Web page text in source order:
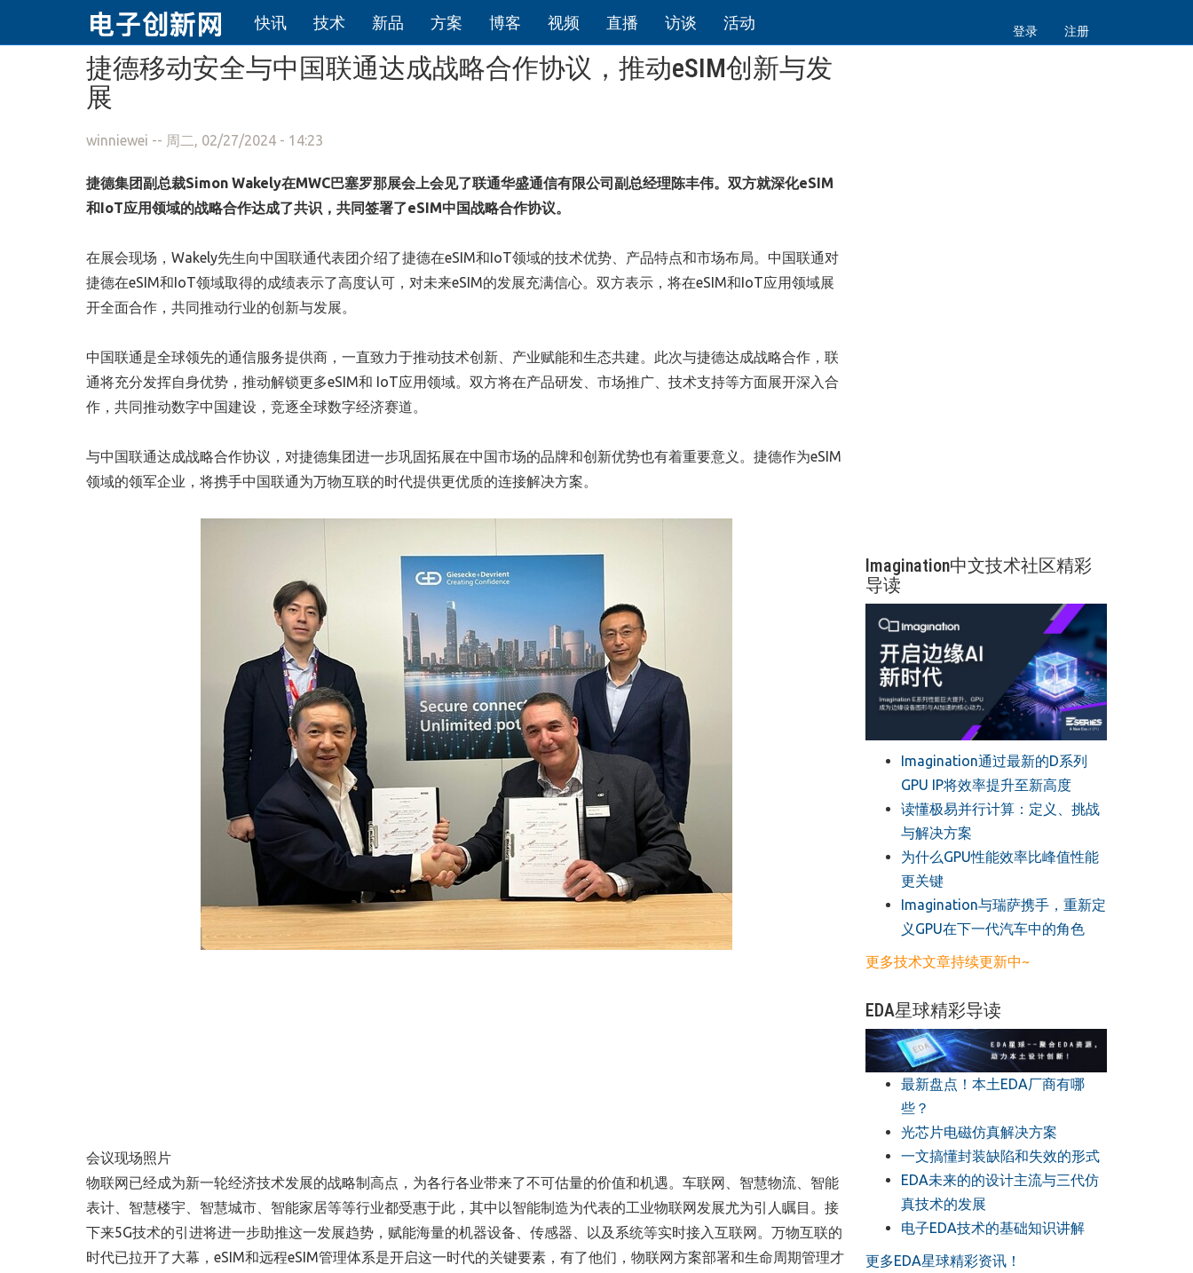
跳转到主要内容
快讯 技术 新品 方案 博客 视频 直播 访谈 活动 登录 注册
捷德移动安全与中国联通达成战略合作协议，推动eSIM创新与发
展
winniewei -- 周二, 02/27/2024 - 14:23
捷德集团副总裁Simon Wakely在MWC巴塞罗那展会上会见了联通华盛通信有限公司副总经理陈丰伟。双方就深化eSIM
和IoT应用领域的战略合作达成了共识，共同签署了eSIM中国战略合作协议。
在展会现场，Wakely先生向中国联通代表团介绍了捷德在eSIM和IoT领域的技术优势、产品特点和市场布局。中国联通对
捷德在eSIM和IoT领域取得的成绩表示了高度认可，对未来eSIM的发展充满信心。双方表示，将在eSIM和IoT应用领域展
开全面合作，共同推动行业的创新与发展。
中国联通是全球领先的通信服务提供商，一直致力于推动技术创新、产业赋能和生态共建。此次与捷德达成战略合作，联
通将充分发挥自身优势，推动解锁更多eSIM和 IoT应用领域。双方将在产品研发、市场推广、技术支持等方面展开深入合
作，共同推动数字中国建设，竞逐全球数字经济赛道。
与中国联通达成战略合作协议，对捷德集团进一步巩固拓展在中国市场的品牌和创新优势也有着重要意义。捷德作为eSIM
领域的领军企业，将携手中国联通为万物互联的时代提供更优质的连接解决方案。
会议现场照片
物联网已经成为新一轮经济技术发展的战略制高点，为各行各业带来了不可估量的价值和机遇。车联网、智慧物流、智能
表计、智慧楼宇、智慧城市、智能家居等等行业都受惠于此，其中以智能制造为代表的工业物联网发展尤为引人瞩目。接
下来5G技术的引进将进一步助推这一发展趋势，赋能海量的机器设备、传感器、以及系统等实时接入互联网。万物互联的
时代已拉开了大幕，eSIM和远程eSIM管理体系是开启这一时代的关键要素，有了他们，物联网方案部署和生命周期管理才
Imagination中文技术社区精彩
导读
Imagination通过最新的D系列
GPU IP将效率提升至新高度
读懂极易并行计算：定义、挑战
与解决方案
​为什么GPU性能效率比峰值性能
更关键
​Imagination与瑞萨携手，重新定
义GPU在下一代汽车中的角色
更多技术文章持续更新中~
EDA星球精彩导读
最新盘点！本土EDA厂商有哪
些？
光芯片电磁仿真解决方案
一文搞懂封装缺陷和失效的形式
EDA未来的的设计主流与三代仿
真技术的发展
电子EDA技术的基础知识讲解
更多EDA星球精彩资讯！